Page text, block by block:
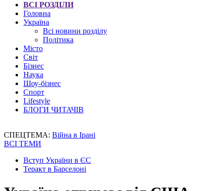
ВСІ РОЗДІЛИ
Головна
Україна
Всі новини розділу
Політика
Місто
Світ
Бізнес
Наука
Шоу-бізнес
Спорт
Lifestyle
БЛОГИ ЧИТАЧІВ
СПЕЦТЕМА: Війна в Ірані
ВСІ ТЕМИ
Вступ України в ЄС
Теракт в Барселоні